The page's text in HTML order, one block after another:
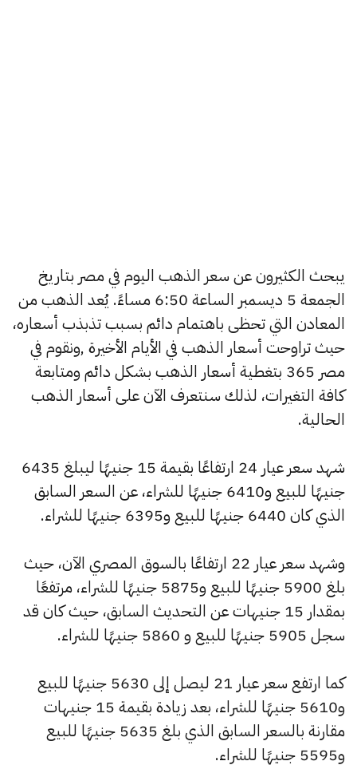
يبحث الكثيرون عن سعر الذهب اليوم في مصر بتاريخ
الجمعة 5 ديسمبر الساعة 6:50 مساءً. يُعد الذهب من
المعادن التي تحظى باهتمام دائم بسبب تذبذب أسعاره،
حيث تراوحت أسعار الذهب في الأيام الأخيرة ,ونقوم في
مصر 365 بتغطية أسعار الذهب بشكل دائم ومتابعة
كافة التغيرات، لذلك سنتعرف الآن على أسعار الذهب
الحالية.
شهد سعر عيار 24 ارتفاعًا بقيمة 15 جنيهًا ليبلغ 6435
جنيهًا للبيع و6410 جنيهًا للشراء، عن السعر السابق
الذي كان 6440 جنيهًا للبيع و6395 جنيهًا للشراء.
وشهد سعر عيار 22 ارتفاعًا بالسوق المصري الآن، حيث
بلغ 5900 جنيهًا للبيع و5875 جنيهًا للشراء، مرتفعًا
بمقدار 15 جنيهات عن التحديث السابق، حيث كان قد
سجل 5905 جنيهًا للبيع و 5860 جنيهًا للشراء.
كما ارتفع سعر عيار 21 ليصل إلى 5630 جنيهًا للبيع
و5610 جنيهًا للشراء، بعد زيادة بقيمة 15 جنيهات
مقارنة بالسعر السابق الذي بلغ 5635 جنيهًا للبيع
و5595 جنيهًا للشراء.